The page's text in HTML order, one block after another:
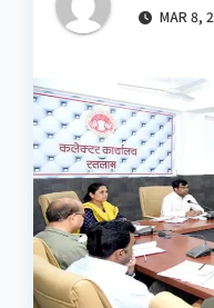
MAR 8,